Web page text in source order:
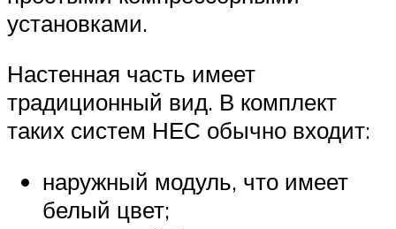
установками.
Настенная часть имеет
традиционный вид. В комплект
таких систем НЕС обычно входит:
наружный модуль, что имеет
белый цвет;